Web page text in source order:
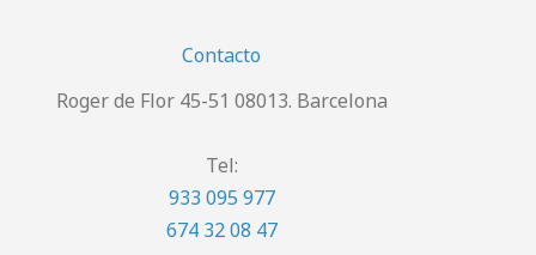
Contacto
Roger de Flor 45-51 08013. Barcelona
Tel:
933 095 977
674 32 08 47